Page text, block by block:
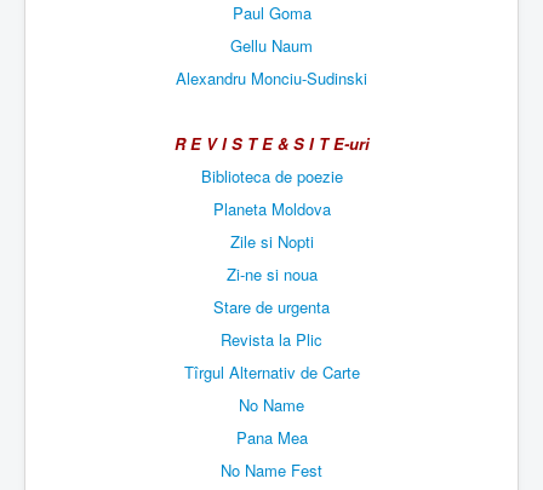
Paul Goma
Gellu Naum
Alexandru Monciu-Sudinski
R E V I S T E & S I T E-uri
Biblioteca de poezie
Planeta Moldova
Zile si Nopti
Zi-ne si noua
Stare de urgenta
Revista la Plic
Tîrgul Alternativ de Carte
No Name
Pana Mea
No Name Fest